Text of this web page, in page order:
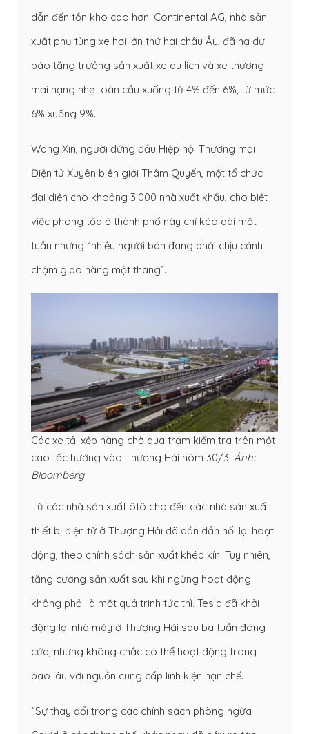
dẫn đến tồn kho cao hơn. Continental AG, nhà sản
xuất phụ tùng xe hơi lớn thứ hai châu Âu, đã hạ dự
báo tăng trưởng sản xuất xe du lịch và xe thương
mại hạng nhẹ toàn cầu xuống từ 4% đến 6%, từ mức
6% xuống 9%.
Wang Xin, người đứng đầu Hiệp hội Thương mại
Điện tử Xuyên biên giới Thâm Quyến, một tổ chức
đại diện cho khoảng 3.000 nhà xuất khẩu, cho biết
việc phong tỏa ở thành phố này chỉ kéo dài một
tuần nhưng “nhiều người bán đang phải chịu cảnh
chậm giao hàng một tháng”.
Các xe tải xếp hàng chờ qua trạm kiểm tra trên một
cao tốc hướng vào Thượng Hải hôm 30/3. Ảnh:
Bloomberg
Từ các nhà sản xuất ôtô cho đến các nhà sản xuất
thiết bị điện tử ở Thượng Hải đã dần dần nối lại hoạt
động, theo chính sách sản xuất khép kín. Tuy nhiên,
tăng cường sản xuất sau khi ngừng hoạt động
không phải là một quá trình tức thì. Tesla đã khởi
động lại nhà máy ở Thượng Hải sau ba tuần đóng
cửa, nhưng không chắc có thể hoạt động trong
bao lâu với nguồn cung cấp linh kiện hạn chế.
“Sự thay đổi trong các chính sách phòng ngừa